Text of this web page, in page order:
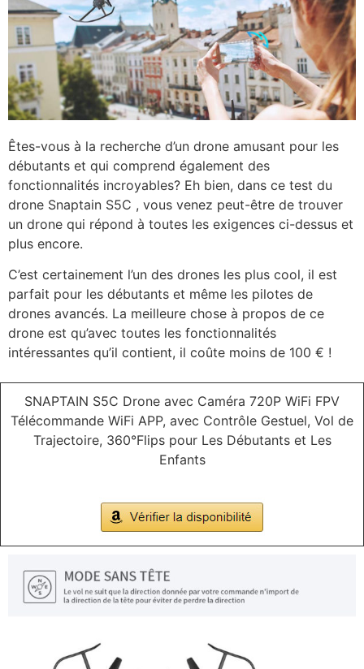
Êtes-vous à la recherche d’un drone amusant pour les
débutants et qui comprend également des
fonctionnalités incroyables? Eh bien, dans ce test du
drone Snaptain S5C , vous venez peut-être de trouver
un drone qui répond à toutes les exigences ci-dessus et
plus encore.
C’est certainement l’un des drones les plus cool, il est
parfait pour les débutants et même les pilotes de
drones avancés. La meilleure chose à propos de ce
drone est qu’avec toutes les fonctionnalités
intéressantes qu’il contient, il coûte moins de 100 € !
SNAPTAIN S5C Drone avec Caméra 720P WiFi FPV
Télécommande WiFi APP, avec Contrôle Gestuel, Vol de
Trajectoire, 360°Flips pour Les Débutants et Les
Enfants